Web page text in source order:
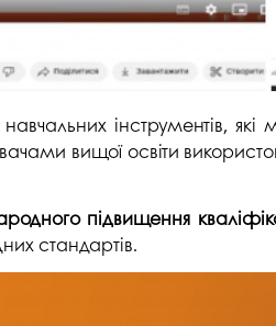
інструментів, які
вищої освіти
підвищення
стандартів.